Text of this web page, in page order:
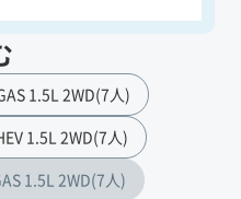
1.5L 2WD(7人)
1.5L 2WD(7人)
1.5L 2WD(7人)